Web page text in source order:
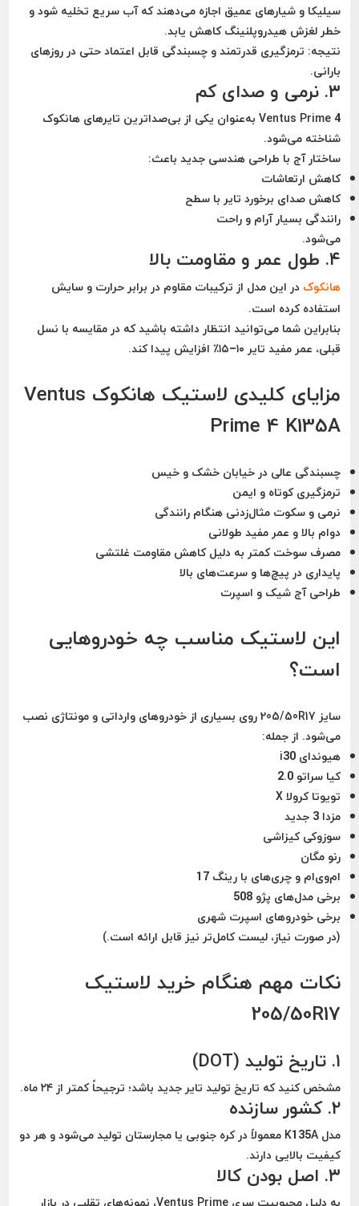
سیلیکا و شیارهای عمیق اجازه می‌دهند که آب سریع تخلیه شود و
خطر لغزش هیدروپلنینگ کاهش یابد.
نتیجه: ترمزگیری قدرتمند و چسبندگی قابل اعتمادحتی در روزهای
بارانی.
۳. نرمی و صدای کم
Ventus Prime 4 به‌عنوان یکی از
بی‌صداترین تایرهای هانکوک
شناخته می‌شود.
ساختار آج با طراحی هندسی جدید باعث:
کاهش ارتعاشات
کاهش صدای برخورد تایر با سطح
رانندگی بسیار آرام و راحت
می‌شود.
۴. طول عمر و مقاومت بالا
هانکوکدر این مدل از ترکیبات مقاوم در برابر حرارت و سایش
استفاده کرده است.
بنابراین شما می‌توانید انتظار داشته باشید که در مقایسه با نسل
قبلی، عمر مفید تایر ۱۰–۱۵٪ افزایش پیدا کند.
مزایای کلیدی لاستیک هانکوک Ventus
Prime 4 K135A
چسبندگی عالی در خیابان خشک و خیس
ترمزگیری کوتاه و ایمن
نرمی و سکوت مثال‌زدنی هنگام رانندگی
دوام بالا و عمر مفید طولانی
مصرف سوخت کمتر به دلیل کاهش مقاومت غلتشی
پایداری در پیچ‌ها و سرعت‌های بالا
طراحی آج شیک و اسپرت
این لاستیک مناسب چه خودروهایی
است؟
سایز 205/50R17روی بسیاری از خودروهای وارداتی و مونتاژی نصب
می‌شود. از جمله:
هیوندای i30
کیا سراتو 2.0
تویوتا کرولا X
مزدا 3 جدید
سوزوکی کیزاشی
رنو مگان
ام‌وی‌ام و چری‌های با رینگ 17
برخی مدل‌های پژو 508
برخی خودروهای اسپرت شهری
(در صورت نیاز، لیست کامل‌تر نیز قابل ارائه است.)
نکات مهم هنگام خرید لاستیک
205/50R17
۱. تاریخ تولید (DOT)
مشخص کنید که تاریخ تولید تایر جدید باشد؛ ترجیحاً کمتر از ۲۴ ماه.
۲. کشور سازنده
مدل K135A معمولاً در کره جنوبی یا مجارستان تولید می‌شود و هر دو
کیفیت بالایی دارند.
۳. اصل بودن کالا